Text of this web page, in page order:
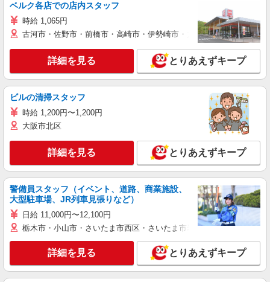
ベルク各店での店内スタッフ
時給 1,065円
古河市・佐野市・前橋市・高崎市・伊勢崎市・太田市・館林市・藤
詳細を見る とりあえずキープ
ビルの清掃スタッフ
時給 1,200円〜1,200円
大阪市北区
詳細を見る とりあえずキープ
警備員スタッフ（イベント、道路、商業施設、
大型駐車場、JR列車見張りなど）
日給 11,000円〜12,100円
栃木市・小山市・さいたま市西区・さいたま市岩槻区・久喜市・蓮田
詳細を見る とりあえずキープ